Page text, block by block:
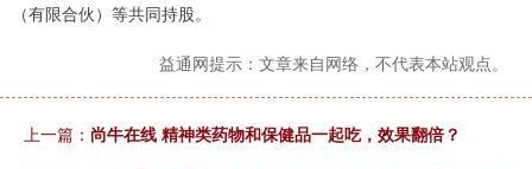
（有限合伙）等共同持股。
益通网提示：文章来自网络，不代表本站观点。
上一篇： 尚牛在线 精神类药物和保健品一起吃，效果翻倍？